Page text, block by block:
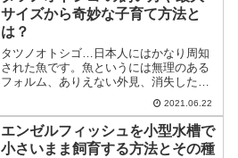
サイズから奇妙な子育て方法と
は？
タツノオトシゴ…日本人にはかなり周知
された魚です。魚というには無理のある
フォルム、ありえない外見、消失した尾
ビレ、そしてオスの育児嚢など、その魅
力は満載です。では早速タツノオトシゴ
の飼育方法や、その変わった生態につい
て触れていきたいと思いま...
2021.06.22
エンゼルフィッシュを小型水槽で
小さいまま飼育する方法とその種